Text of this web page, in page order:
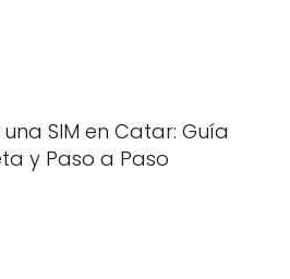
SIM en Catar: Guía
y Paso a Paso